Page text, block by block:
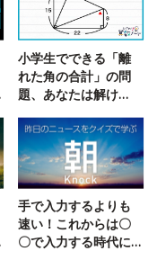
小学生でできる「離
れた角の合計」の問
題、あなたは解け
手で入力するよりも
速い！これからは〇
〇で入力する時代に